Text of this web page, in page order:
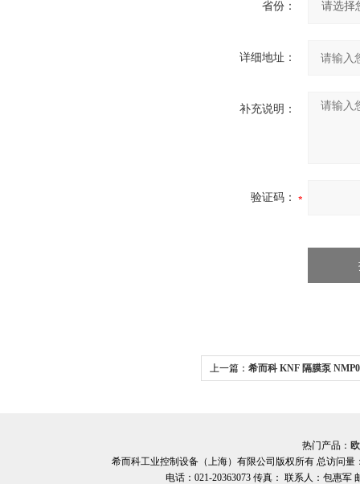
省份：
详细地址：
补充说明：
验证码：
上一篇： 希而科 KNF 隔膜泵
热门产品：
希而科工业控制设备（上海）有限公司版权所有 总访问量
电话：021-20363073 传真： 联系人：包惠军